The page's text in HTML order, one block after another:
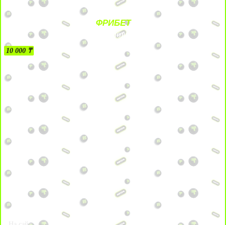
ФРИБЕТ
БЕЗ УСЛОВИЙ
10 000 ₸